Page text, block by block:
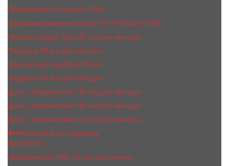
Парфюмерия Kreasyon 20ml
Парфюмированное масло 20 ml Made In UAE
Парфюм Apple Style 35 мл для женщин
Парфюм 30 мл для женщин
Компактный парфюм 40 мл
Парфюм 45 мл для женщин
Духи с феромонами 35 мл для женщин
Духи с феромонами 45 мл для женщин
Духи с феромонами 55 мл для женщин
Мужской мини парфюм
Духи 65 мл
Парфюмерия Vilily 25 мл для мужчин